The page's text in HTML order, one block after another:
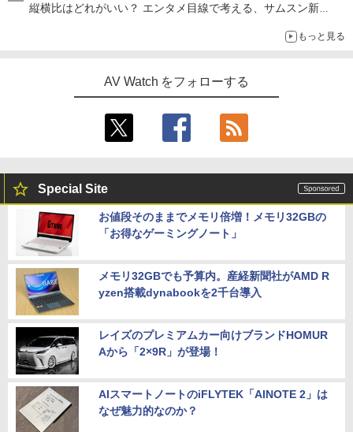
縦横比はどれがいい？ エンタメ目線で考える、サムスン新
もっと見る
AV Watch をフォローする
Special Site
お値段そのままでメモリ倍増！メモリ32GBの
「お得なゲーミングノート」
メモリ32GBでも予算内。産経新聞社がAMD R
yzen搭載dynabookを2千台導入
レイズのプレミアムカー向けブランドHOMUR
Aから「2×9R」が登場！
AIスマートノートのiFLYTEK「AINOTE 2」は
なぜ魅力的なのか？